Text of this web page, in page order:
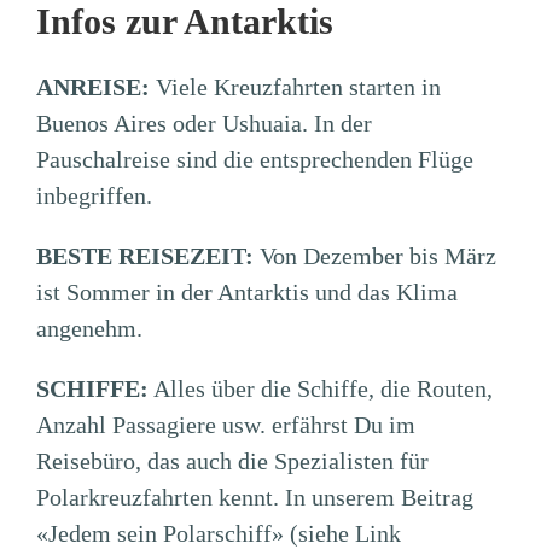
Infos zur Antarktis
ANREISE: Viele Kreuzfahrten starten in
Buenos Aires oder Ushuaia. In der
Pauschalreise sind die entsprechenden Flüge
inbegriffen.
BESTE REISEZEIT: Von Dezember bis März
ist Sommer in der Antarktis und das Klima
angenehm.
SCHIFFE: Alles über die Schiffe, die Routen,
Anzahl Passagiere usw. erfährst Du im
Reisebüro, das auch die Spezialisten für
Polarkreuzfahrten kennt. In unserem Beitrag
«Jedem sein Polarschiff» (siehe Link